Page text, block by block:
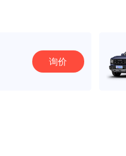
询价